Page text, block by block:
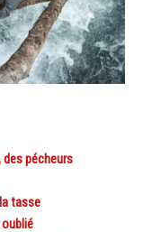
des pécheurs
tasse
oublié